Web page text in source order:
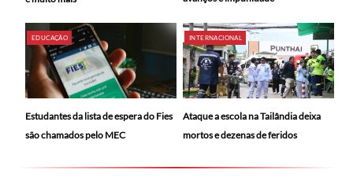
EDUCAÇÃO
Estudantes da lista de espera do Fies
são chamados pelo MEC
INTERNACIONAL
Ataque a escola na Tailândia deixa
mortos e dezenas de feridos